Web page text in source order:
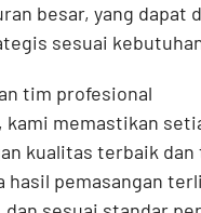
besar, yang dapat
sesuai
tim profesional
kami memastikan
kualitas terbaik dan
hasil pemasangan